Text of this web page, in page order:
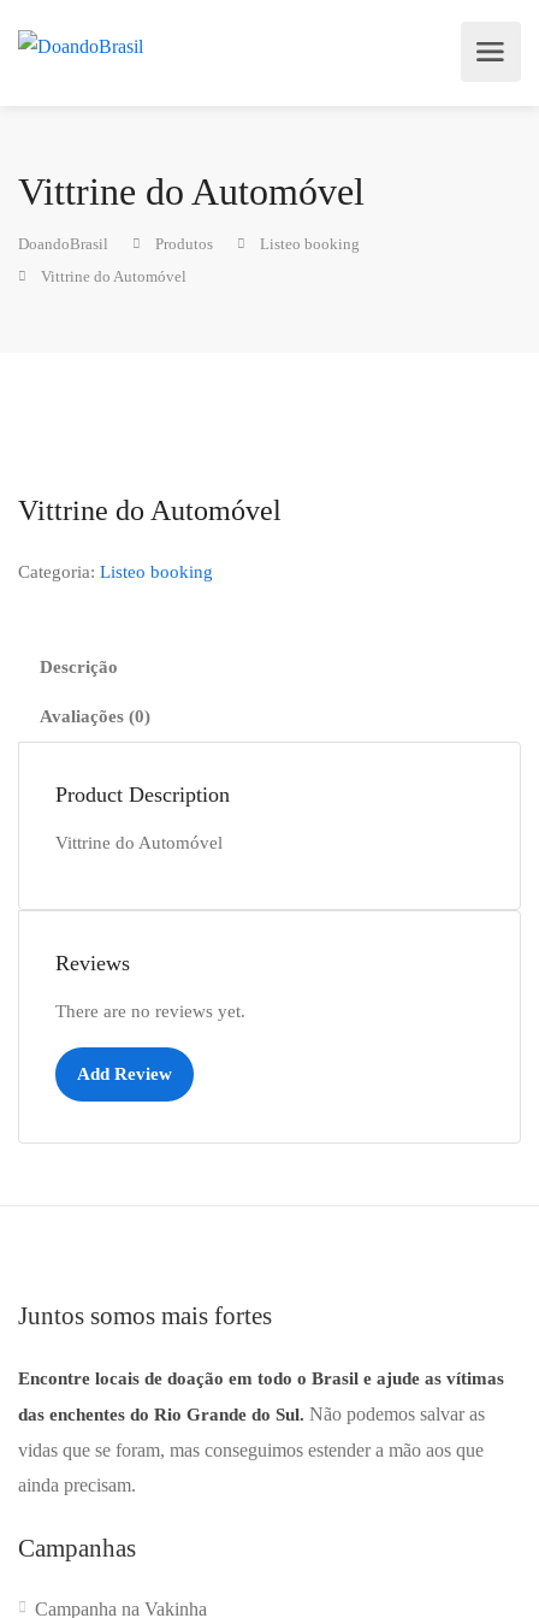
Vittrine do Automóvel
DoandoBrasil Produtos
Listeo booking
Vittrine do Automóvel
Vittrine do Automóvel
Categoria: Listeo booking
Descrição
Avaliações (0)
Product Description
Vittrine do Automóvel
Reviews
There are no reviews yet.
Add Review
Juntos somos mais fortes
Encontre locais de doação em todo o Brasil e ajude as vítimas
das enchentes do Rio Grande do Sul. Não podemos salvar as
vidas que se foram, mas conseguimos estender a mão aos que
ainda precisam.
Campanhas
Campanha na Vakinha